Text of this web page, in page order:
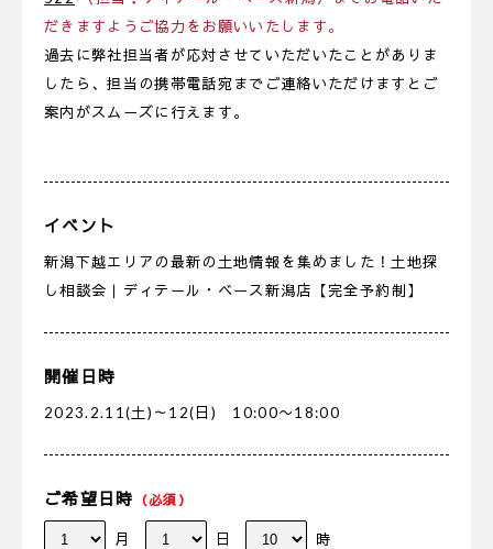
だきますようご協力をお願いいたします。
過去に弊社担当者が応対させていただいたことがありま
したら、担当の携帯電話宛までご連絡いただけますとご
案内がスムーズに行えます。
イベント
新潟下越エリアの最新の土地情報を集めました！土地探
し相談会｜ディテール・ベース新潟店【完全予約制】
開催日時
2023.2.11(土)～12(日) 10:00〜18:00
ご希望日時 （必須）
月 日 時